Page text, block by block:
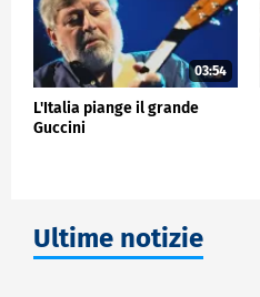
03:54
L'Italia piange il grande
Guccini
Ultime notizie